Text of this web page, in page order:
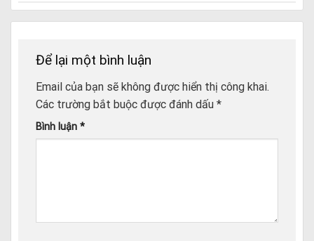
Để lại một bình luận
Email của bạn sẽ không được hiển thị công khai.
Các trường bắt buộc được đánh dấu *
Bình luận *